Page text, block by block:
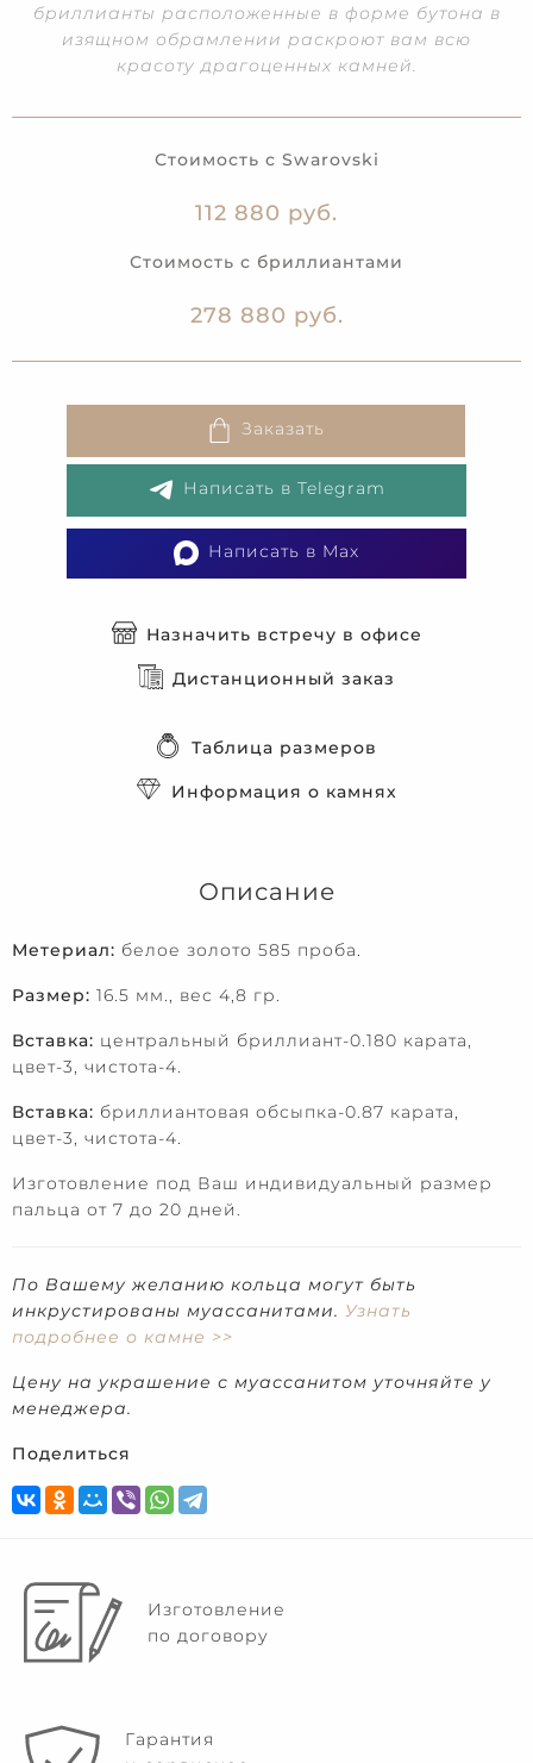
бриллианты расположенные в форме бутона в
изящном обрамлении раскроют вам всю
красоту драгоценных камней.
Стоимость с Swarovski
112 880 руб.
Стоимость с бриллиантами
278 880 руб.
Заказать
Написать в Telegram
Написать в Max
Назначить встречу в офисе
Дистанционный заказ
Таблица размеров
Информация о камнях
Описание
Метериал: белое золото 585 проба.
Размер: 16.5 мм., вес 4,8 гр.
Вставка: центральный бриллиант-0.180 карата,
цвет-3, чистота-4.
Вставка: бриллиантовая обсыпка-0.87 карата,
цвет-3, чистота-4.
Изготовление под Ваш индивидуальный размер
пальца от 7 до 20 дней.
По Вашему желанию кольца могут быть
инкрустированы муассанитами. Узнать
подробнее о камне >>
Цену на украшение с муассанитом уточняйте у
менеджера.
Поделиться
Изготовление
по договору
Гарантия